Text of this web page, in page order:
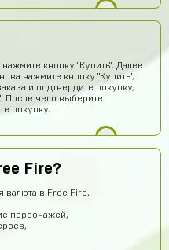
кнопку "Купить". Далее
нажмите кнопку "Купить",
и подтвердите покупку,
После чего выберите
покупку.
Fire?
валюта в Free Fire.
персонажей,
15 часов назад
новом аккаунте и все